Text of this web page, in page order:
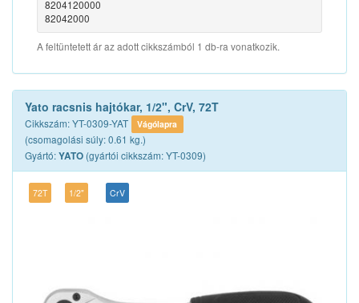
8204120000
82042000
A feltüntetett ár az adott cikkszámból 1 db-ra vonatkozik.
Yato racsnis hajtókar, 1/2", CrV, 72T
Cikkszám: YT-0309-YAT Vágólapra
(csomagolási súly: 0.61 kg.)
Gyártó:YATO (gyártói cikkszám: YT-0309)
72T 1/2" CrV